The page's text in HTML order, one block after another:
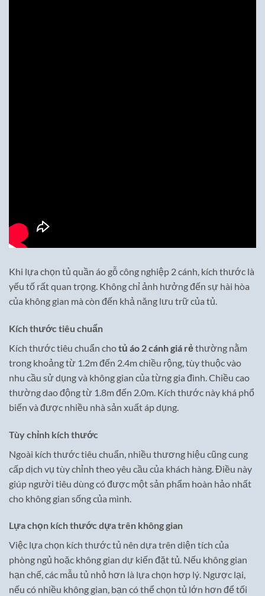
Khi lựa chọn tủ quần áo gỗ công nghiệp 2 cánh, kích thước là
yếu tố rất quan trọng. Không chỉ ảnh hưởng đến sự hài hòa
của không gian mà còn đến khả năng lưu trữ của tủ.
Kích thước tiêu chuẩn
Kích thước tiêu chuẩn chotủ áo 2 cánh giá rẻthường nằm
trong khoảng từ 1.2m đến 2.4m chiều rộng, tùy thuộc vào
nhu cầu sử dụng và không gian của từng gia đình. Chiều cao
thường dao động từ 1.8m đến 2.0m. Kích thước này khá phổ
biến và được nhiều nhà sản xuất áp dụng.
Tùy chỉnh kích thước
Ngoài kích thước tiêu chuẩn, nhiều thương hiệu cũng cung
cấp dịch vụ tùy chỉnh theo yêu cầu của khách hàng. Điều này
giúp người tiêu dùng có được một sản phẩm hoàn hảo nhất
cho không gian sống của mình.
Lựa chọn kích thước dựa trên không gian
Việc lựa chọn kích thước tủ nên dựa trên diện tích của
phòng ngủ hoặc không gian dự kiến đặt tủ. Nếu không gian
hạn chế, các mẫu tủ nhỏ hơn là lựa chọn hợp lý. Ngược lại,
nếu có nhiều không gian, bạn có thể chọn tủ lớn hơn để tối